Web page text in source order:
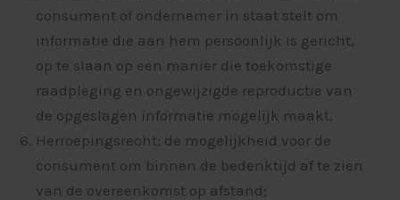
consument of ondernemer in staat stelt om
informatie die aan hem persoonlijk is gericht,
op te slaan op een manier die toekomstige
raadpleging en ongewijzigde reproductie van
de opgeslagen informatie mogelijk maakt.
Herroepingsrecht: de mogelijkheid voor de
consument om binnen de bedenktijd af te zien
van de overeenkomst op afstand;